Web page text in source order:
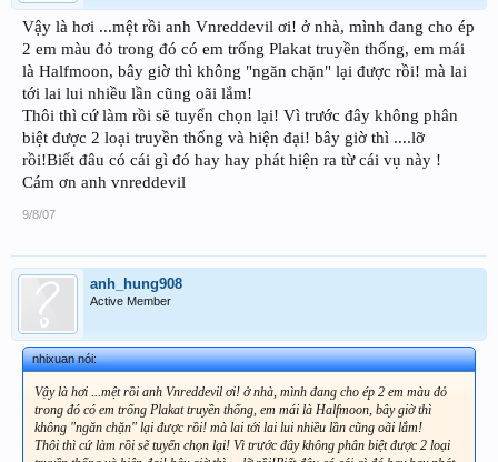
Vậy là hơi ...mệt rồi anh Vnreddevil ơi! ở nhà, mình đang cho ép
2 em màu đỏ trong đó có em trống Plakat truyền thống, em mái
là Halfmoon, bây giờ thì không "ngăn chặn" lại được rồi! mà lai
tới lai lui nhiều lần cũng oãi lắm!
Thôi thì cứ làm rồi sẽ tuyển chọn lại! Vì trước đây không phân
biệt được 2 loại truyền thống và hiện đại! bây giờ thì ....lỡ
rồi!Biết đâu có cái gì đó hay hay phát hiện ra từ cái vụ này !
Cám ơn anh vnreddevil
9/8/07
anh_hung908
Active Member
nhixuan nói:
Vậy là hơi ...mệt rồi anh Vnreddevil ơi! ở nhà, mình đang cho ép 2 em màu đỏ
trong đó có em trống Plakat truyền thống, em mái là Halfmoon, bây giờ thì
không "ngăn chặn" lại được rồi! mà lai tới lai lui nhiều lần cũng oãi lắm!
Thôi thì cứ làm rồi sẽ tuyển chọn lại! Vì trước đây không phân biệt được 2 loại